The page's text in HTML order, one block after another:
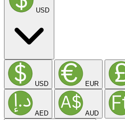
USD
USD EUR
AED AUD